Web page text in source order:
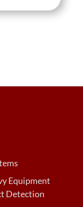
Equipment
Detection